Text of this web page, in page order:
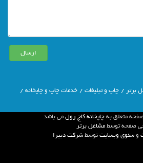
برتر / چاپ و تبلیغات / خدمات چاپ و چاپخانه /
صفحه متعلق بهچاپخانه کاج رولمي باشد
صفحه توسطمشاغل برتر
وسئوی وبسایتتوسطشركت دبيرا